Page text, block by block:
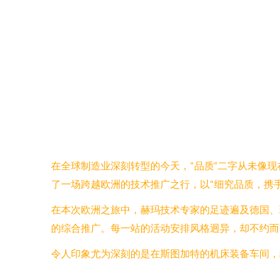
在全球制造业深刻转型的今天，“品质”二字从未像
了一场跨越欧洲的技术推广之行，以“细究品质，携
在本次欧洲之旅中，赫玛技术专家的足迹遍及德国
的综合推广。每一站的活动安排风格迥异，却不约
令人印象尤为深刻的是在斯图加特的机床装备车间